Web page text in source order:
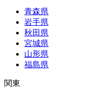
青森県
岩手県
秋田県
宮城県
山形県
福島県
関東